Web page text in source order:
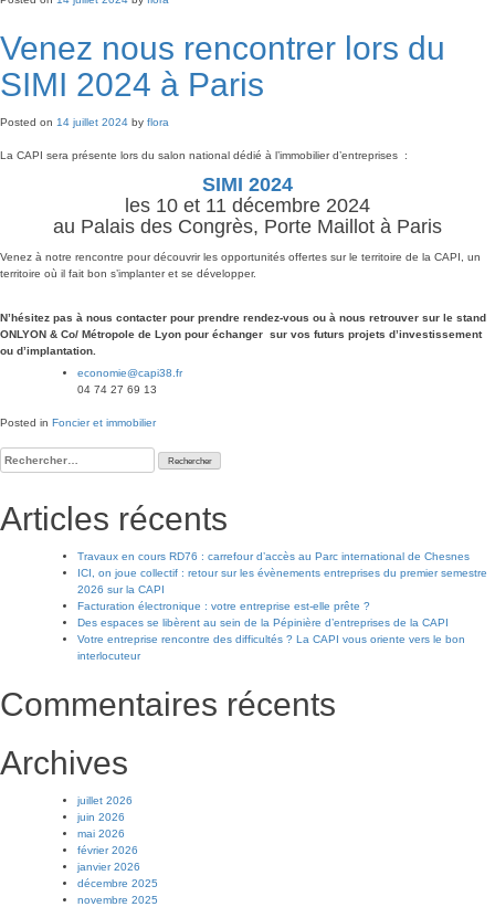
Venez nous rencontrer lors du
SIMI 2024 à Paris
Posted on 14 juillet 2024 by flora
La CAPI sera présente lors du salon national dédié à l’immobilier d’entreprises :
SIMI 2024
les 10 et 11 décembre 2024
au Palais des Congrès, Porte Maillot à Paris
Venez à notre rencontre pour découvrir les opportunités offertes sur le territoire de la CAPI, un
territoire où il fait bon s’implanter et se développer.
N’hésitez pas à nous contacter pour prendre rendez-vous ou à nous retrouver sur le stand
ONLYON & Co/ Métropole de Lyon pour échanger sur vos futurs projets d’investissement
ou d’implantation.
economie@capi38.fr
04 74 27 69 13
Posted in Foncier et immobilier
Rechercher :
Articles récents
Travaux en cours RD76 : carrefour d’accès au Parc international de Chesnes
ICI, on joue collectif : retour sur les évènements entreprises du premier semestre
2026 sur la CAPI
Facturation électronique : votre entreprise est-elle prête ?
Des espaces se libèrent au sein de la Pépinière d’entreprises de la CAPI
Votre entreprise rencontre des difficultés ? La CAPI vous oriente vers le bon
interlocuteur
Commentaires récents
Archives
juillet 2026
juin 2026
mai 2026
février 2026
janvier 2026
décembre 2025
novembre 2025